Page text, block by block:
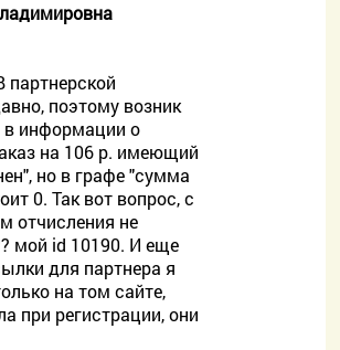
поэтому возник
в информации о
на 106 р. имеющий
но в графе "сумма
0. Так вот вопрос, с
отчисления не
мой id 10190. И еще
для партнера я
на том сайте,
при регистрации, они